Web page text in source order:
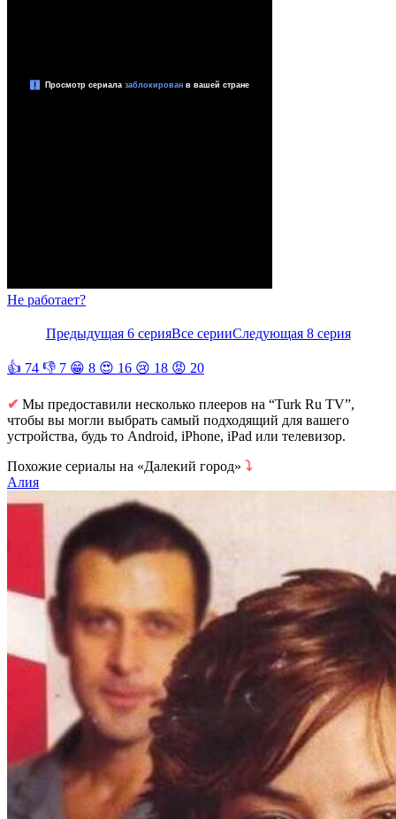
Не работает?
Предыдущая 6 серияВсе серииСледующая 8 серия
👍 74 👎 7 😁 8 😍 16 😢 18 😡 20
✔ Мы предоставили несколько плееров на “Turk Ru TV”,
чтобы вы могли выбрать самый подходящий для вашего
устройства, будь то Android, iPhone, iPad или телевизор.
Похожие сериалы на «Далекий город» ⤵
Алия